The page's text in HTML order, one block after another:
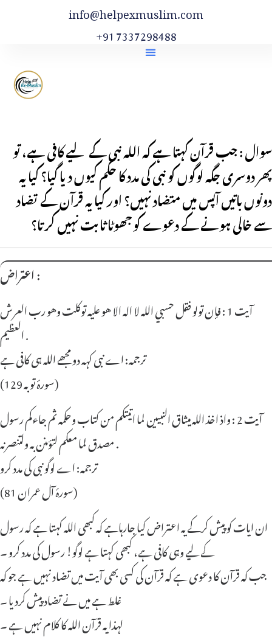
info@helpexmuslim.com
+91 7337298488
سوال : جب قرآن کہتا ہے کہ اللہ نبی کے لیے کافی ہے، تو
پھر دوسری جگہ لوگوں کو نبی کی مدد کا حکم کیوں دیا گیا؟ کیا یہ
دونوں باتیں آپس میں متضاد نہیں؟ اور کیا یہ قرآن کے تضاد
سے خالی ہونے کے دعوے کو جھوٹا ثابت نہیں کرتا؟
اعتراض :
آیت 1 : فإن تولو فقل حسبي الله لا اله الا هو عليه توكلت وهو رب العرش
العظيم .
ترجمہ: اے نبی کہہ دو مجھے اللہ ہی کافی ہے
(سورۂ توبہ 129)
آیت 2 : واذ اخذ الله ميثاق النبيين لما اتيتكم من كتاب وحكمه ثم جاءكم رسول
مصدق لما معكم لتؤمنن به ولتنصرنه .
ترجمہ: اے لوگو نبی کی مدد کرو
(سورۂ آل عمران 81)
ان ایات کو پیش کرکے یہ اعتراض کیا جارہاہے کہ کبھی اللہ کہتا ہے کہ رسول
کے لیے وہی کافی ہے، کبھی کہتا ہے لوگو! رسول کی مدد کرو ۔
جب کہ قرآن کا دعوی ہے کہ قرآن کی کسی بھی آیت میں تضاد نہیں ہے جو کہ
غلط ہے میں نے تضاد پیش کردیا ۔
لہذا یہ قرآن اللہ کا کلام نہیں ہے ۔